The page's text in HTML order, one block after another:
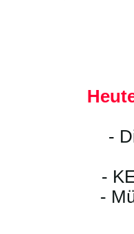
-
-
-